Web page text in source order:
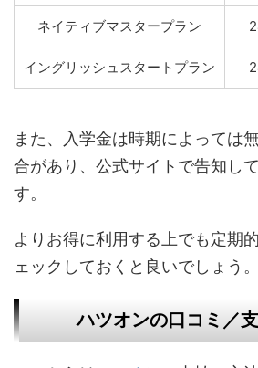
ネイティブマスタープラン
イングリッシュスタートプラン
また、入学金は時期によっては
合があり、公式サイトで告知し
す。
よりお得に利用する上でも定期
ェックしておくと良いでしょう。
ハツオンの口コミ／